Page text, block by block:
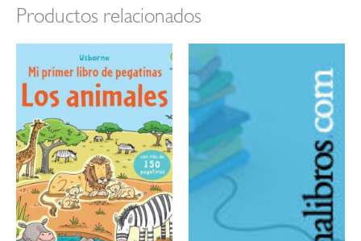
Productos relacionados